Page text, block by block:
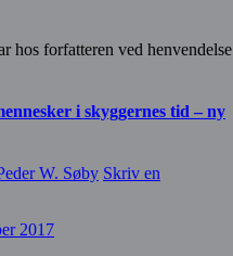
hos forfatteren ved henvendelse
i skyggernes tid – ny
W. Søby Skriv en
2017